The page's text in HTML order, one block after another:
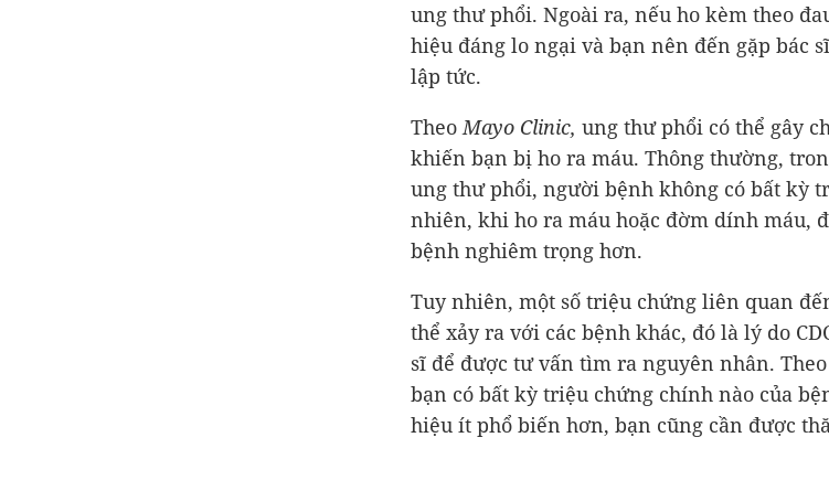
ung thư phổi. Ngoài ra, nếu ho kèm theo
hiệu đáng lo ngại và bạn nên đến gặp bác
lập tức.
TheoMayo Clinic, ung thư phổi có thể gây
khiến bạn bị ho ra máu. Thông thường,
ung thư phổi, người bệnh không có bất kỳ
nhiên, khi ho ra máu hoặc đờm dính máu,
bệnh nghiêm trọng hơn.
Tuy nhiên, một số triệu chứng liên quan
thể xảy ra với các bệnh khác, đó là lý do
sĩ để được tư vấn tìm ra nguyên nhân.
bạn có bất kỳ triệu chứng chính nào của
hiệu ít phổ biến hơn, bạn cũng cần được